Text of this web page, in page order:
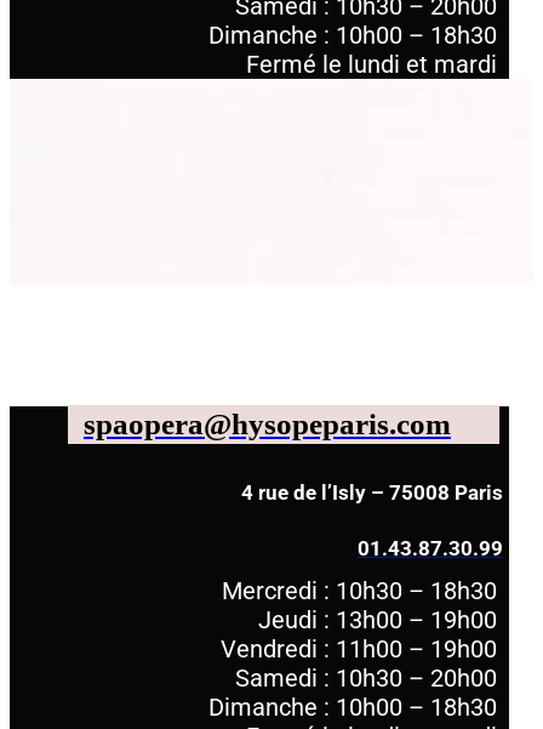
Dimanche : 10h00 – 18h30
Fermé le lundi et mardi
spaopera@hysopeparis.com
4 rue de l’Isly – 75008 Paris
01.43.87.30.99
Mercredi : 10h30 – 18h30
Jeudi : 13h00 – 19h00
Vendredi : 11h00 – 19h00
Samedi : 10h30 – 20h00
Dimanche : 10h00 – 18h30